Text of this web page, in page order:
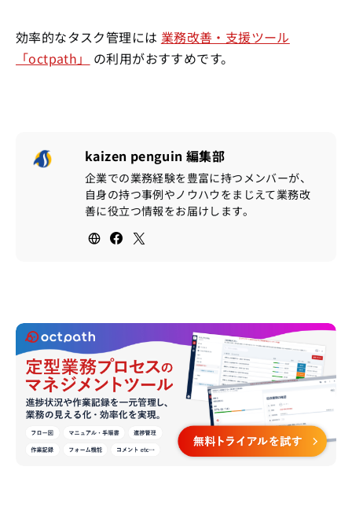
効率的なタスク管理には 業務改善・支援ツール
「octpath」
の利用がおすすめです。
kaizen penguin 編集部
企業での業務経験を豊富に持つメンバーが、
自身の持つ事例やノウハウをまじえて業務改
善に役立つ情報をお届けします。